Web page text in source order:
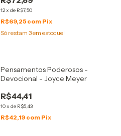
12x de R$7,50
R$69,25 com Pix
Só restam 3em estoque!
Pensamentos Poderosos -
Devocional - Joyce Meyer
R$44,41
10x de R$5,43
R$42,19 com Pix